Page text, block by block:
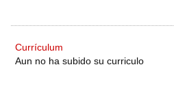
Currículum
Aun no ha subido su curriculo